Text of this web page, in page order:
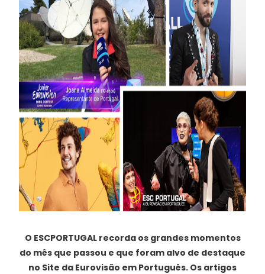
O ESCPORTUGAL recorda os grandes momentos
do mês que passou e que foram alvo de destaque
no Site da Eurovisão em Português. Os artigos